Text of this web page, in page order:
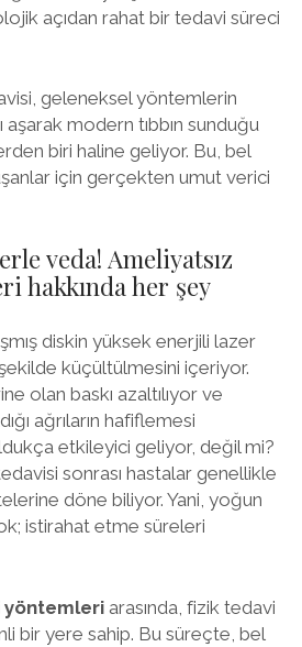
açıdan rahat bir tedavi süreci
geleneksel yöntemlerin
aşarak modern tıbbın sunduğu
biri haline geliyor. Bu, bel
için gerçekten umut verici
veda! Ameliyatsız
hakkında her şey
diskin yüksek enerjili lazer
şekilde küçültülmesini içeriyor.
olan baskı azaltılıyor ve
ağrıların hafiflemesi
etkileyici geliyor, değil mi?
sonrası hastalar genellikle
döne biliyor. Yani, yoğun
istirahat etme süreleri
yöntemleriarasında, fizik tedavi
bir yere sahip. Bu süreçte, bel